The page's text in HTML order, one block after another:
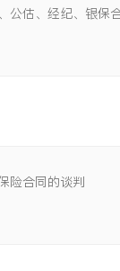
公估、经纪、银保
险合同的谈判